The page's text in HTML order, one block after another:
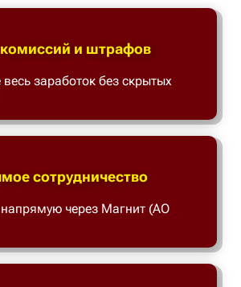
и штрафов
заработок без скрытых
сотрудничество
через Магнит (АО